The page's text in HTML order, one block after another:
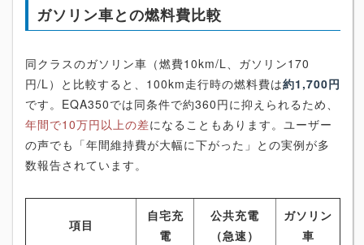
ガソリン車との燃料費比較
同クラスのガソリン車（燃費10km/L、ガソリン170
円/L）と比較すると、100km走行時の燃料費は約1,700円
です。EQA350では同条件で約360円に抑えられるため、
年間で10万円以上の差になることもあります。ユーザー
の声でも「年間維持費が大幅に下がった」との実例が多
数報告されています。
項目
自宅充
電
公共充電
（急速）
ガソリン
車